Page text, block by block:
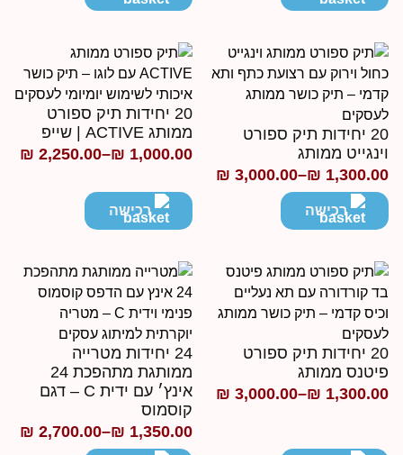
20 יחידות תיק ספורט
ממותג
₪
–
₪3,000.00
רכישה
20 יחידות תיק ספורט
ממותג ACTIVE | שייפ
₪1,000.00
–
₪2,250.00
טווח
מחירים:
רכישה
20 יחידות תיק ספורט
ממותג
₪
–
₪3,000.00
24 יחידות מטרייה
ממותגת מתהפכת 24
אינץ׳ עם ידית C – דגם
קוסמוס
₪1,350.00
–
₪2,700.00
טווח